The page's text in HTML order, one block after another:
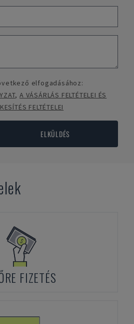
elfogadásához:
,A VÁSÁRLÁS FELTÉTELEI ÉS
FELTÉTELEI
ELKÜLDÉS
FIZETÉS